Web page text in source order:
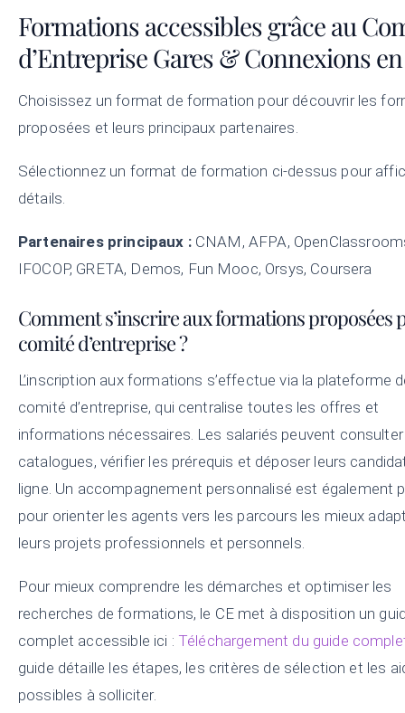
Formations accessibles grâce au
d’Entreprise Gares & Connexions en
Choisissez un format de formation pour découvrir les
proposées et leurs principaux partenaires.
Sélectionnez un format de formation ci-dessus pour
détails.
Partenaires principaux :CNAM, AFPA,
IFOCOP, GRETA, Demos, Fun Mooc, Orsys, Coursera
Comment s’inscrire aux formations proposées
comité d’entreprise ?
L’inscription aux formations s’effectue via la plateforme
comité d’entreprise, qui centralise toutes les offres et
informations nécessaires. Les salariés peuvent
catalogues, vérifier les prérequis et déposer leurs
ligne. Un accompagnement personnalisé est également
pour orienter les agents vers les parcours les mieux
leurs projets professionnels et personnels.
Pour mieux comprendre les démarches et optimiser les
recherches de formations, le CE met à disposition un
complet accessible ici : Téléchargement du guide
guide détaille les étapes, les critères de sélection et les
possibles à solliciter.